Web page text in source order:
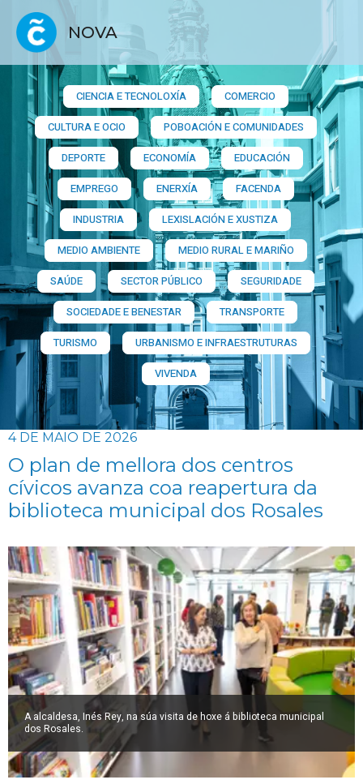
NOVA
CIENCIA E TECNOLOXÍA
COMERCIO
CULTURA E OCIO
POBOACIÓN E COMUNIDADES
DEPORTE
ECONOMÍA
EDUCACIÓN
EMPREGO
ENERXÍA
FACENDA
INDUSTRIA
LEXISLACIÓN E XUSTIZA
MEDIO AMBIENTE
MEDIO RURAL E MARIÑO
SAÚDE
SECTOR PÚBLICO
SEGURIDADE
SOCIEDADE E BENESTAR
TRANSPORTE
TURISMO
URBANISMO E INFRAESTRUTURAS
VIVENDA
4 DE MAIO DE 2026
O plan de mellora dos centros
cívicos avanza coa reapertura da
biblioteca municipal dos Rosales
A alcaldesa, Inés Rey, na súa visita de hoxe á biblioteca municipal
dos Rosales.